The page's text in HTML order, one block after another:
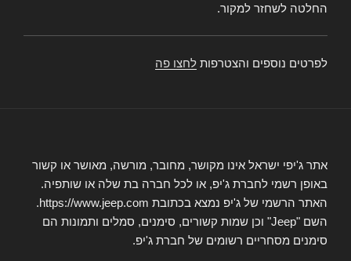
החלטה לשחזר למקור.
לפרטים נוספים והצטרפות לחצו פה
אתר ג'יפי ישראל אינו מקושר, מחובר, מורשה, מאושר או קשור
באופן רשמי לחברת ג'יפ, או לכל חברה בת שלה או שותפיה.
האתר הרשמי של ג'יפ נמצא בכתובת https://www.jeep.com.
השם "Jeep" וכן שמות קשורים, סימנים, סמלים ותמונות הם
סימנים מסחריים רשומים של חברת ג'יפ.